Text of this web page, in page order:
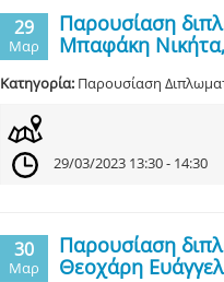
29
Μαρ
Παρουσίαση
Μπαφάκη
Κατηγορία: Παρουσίαση
29/03/2023 13:30 - 14:30
30
Μαρ
Παρουσίαση
Θεοχάρη